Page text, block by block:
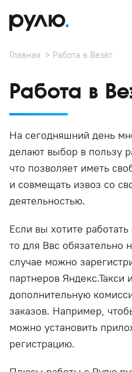
Главная Работа в Везёт
Работа в
На сегодняшний день
делают выбор в пользу
что позволяет иметь
и совмещать извоз со
деятельностью.
Если вы хотите
то для Ввс обязательно
случае можно
партнеров
дополнительную
заказов. Например,
можно установить
регистрацию.